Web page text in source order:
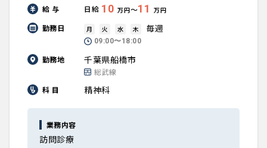
給 与 日給 10 万円〜11 万円
勤務日 月 火 水 木 毎週
09:00〜18:00
勤務地 千葉県船橋市
総武線
科 目
精神科
業務内容
訪問診療